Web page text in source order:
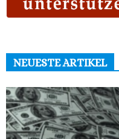
NEUESTE ARTIKEL